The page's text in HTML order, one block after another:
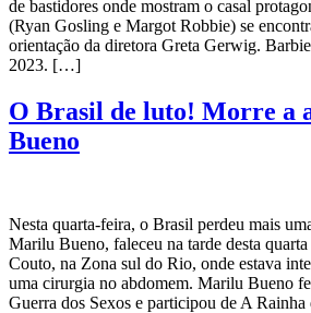
de bastidores onde mostram o casal
(Ryan Gosling e Margot Robbie) se
orientação da diretora Greta Gerwig.
2023. […]
O Brasil de luto! Morre a
Bueno
Nesta quarta-feira, o Brasil perdeu mais
Marilu Bueno, faleceu na tarde desta
Couto, na Zona sul do Rio, onde estava
uma cirurgia no abdomem. Marilu Bueno
Guerra dos Sexos e participou de A